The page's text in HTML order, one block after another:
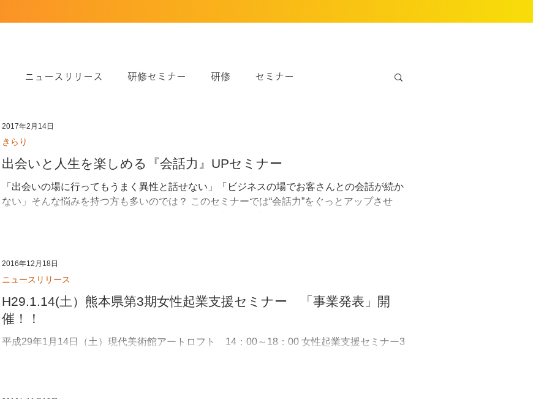
ニュースリリース 研修セミナー 研修 セミナー
きらり
出会いと人生を楽しめる『会話力』UPセミナー
「出会いの場に行ってもうまく異性と話せない」「ビジネスの場でお客さんとの会話が続か
ない」そんな悩みを持つ方も多いのでは？ このセミナーでは“会話力”をぐっとアップさせ
きらり
2017年2月14日
H29.1.14(土）熊本県第3期女性起業支援セミナー 「事業発表」開
催！！
平成29年1月14日（土）現代美術館アートロフト 14：00～18：00 女性起業支援セミナー3
ニュースリリース
2016年12月18日